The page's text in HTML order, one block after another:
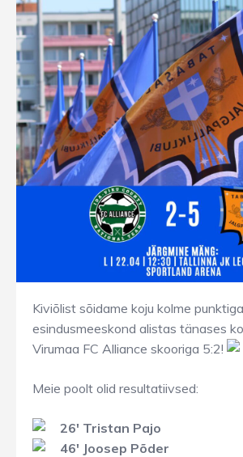
Kiviõlist sõidame koju kolme
esindusmeeskond alistas tänases
Virumaa FC Alliance skooriga 5:2!
Meie poolt olid resultatiivsed:
26′ Tristan Pajo
46′ Joosep Põder